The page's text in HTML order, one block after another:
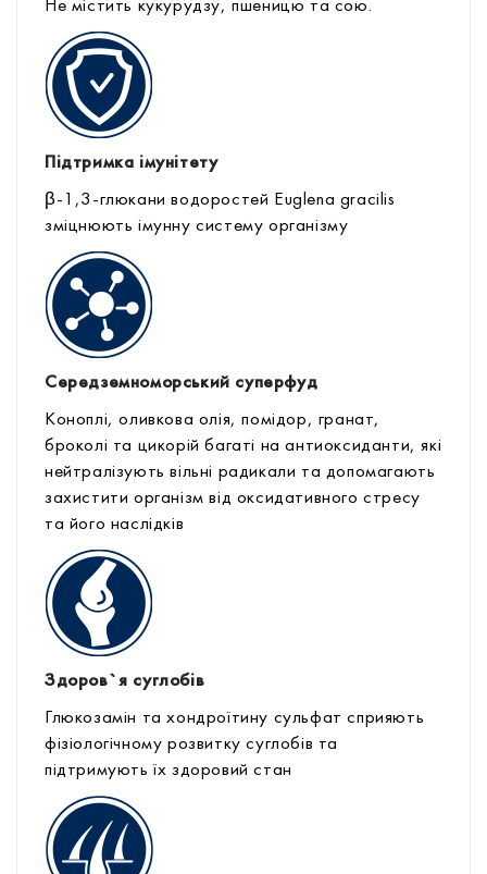
Не містить кукурудзу, пшеницю та сою.
Підтримка імунітету
β-1,3-глюкани водоростей Euglena gracilis
зміцнюють імунну систему організму
Середземноморський суперфуд
Коноплі, оливкова олія, помідор, гранат,
броколі та цикорій багаті на антиоксиданти, які
нейтралізують вільні радикали та допомагають
захистити організм від оксидативного стресу
та його наслідків
Здоров`я суглобів
Глюкозамін та хондроїтину сульфат сприяють
фізіологічному розвитку суглобів та
підтримують їх здоровий стан